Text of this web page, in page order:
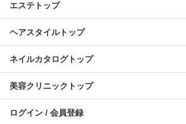
エステトップ
ヘアスタイルトップ
ネイルカタログトップ
美容クリニックトップ
ログイン / 会員登録